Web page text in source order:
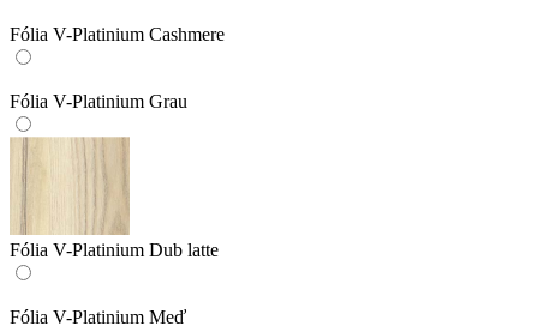
Fólia V-Platinium Cashmere
Fólia V-Platinium Grau
Fólia V-Platinium Dub latte
Fólia V-Platinium Meď